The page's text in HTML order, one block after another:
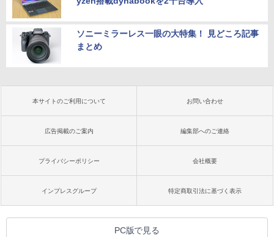
ソニーミラーレス一眼の大特集！ 見どころ記事
まとめ
本サイトのご利用について お問い合わせ
広告掲載のご案内 編集部へのご連絡
プライバシーポリシー 会社概要
インプレスグループ 特定商取引法に基づく表示
PC版で見る